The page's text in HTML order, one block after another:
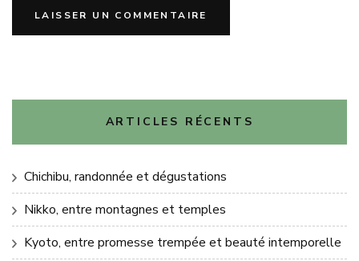
ARTICLES RÉCENTS
Chichibu, randonnée et dégustations
Nikko, entre montagnes et temples
Kyoto, entre promesse trempée et beauté intemporelle